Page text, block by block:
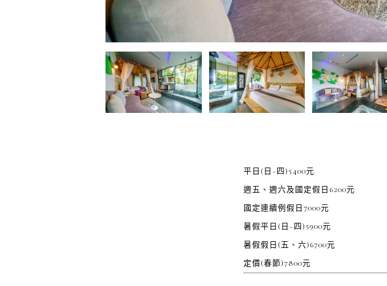
平日(日~四)5400元
週五、週六及國定假日6200元
國定連續例假日7000元
暑假平日(日~四)5900元
暑假假日(五、六)6700元
定價(春節)7800元